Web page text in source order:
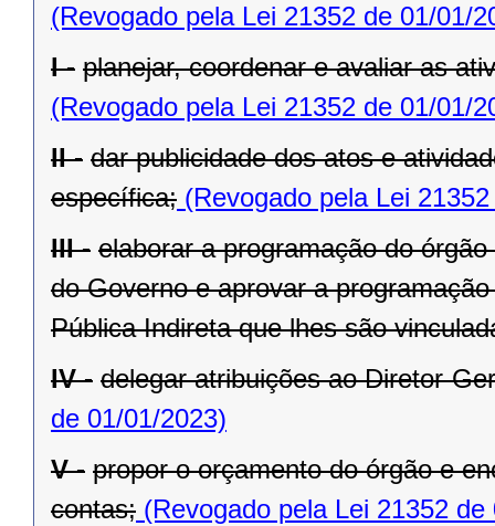
(Revogado pela Lei 21352 de 01/01/
I - planejar, coordenar e avaliar as
(Revogado pela Lei 21352 de 01/01/
II - dar publicidade dos atos e
específica; (Revogado pela Lei
III - elaborar a programação do
do Governo e aprovar a
Pública Indireta que lhes são
IV - delegar atribuições ao Diretor-
de 01/01/2023)
V - propor o orçamento do órgão e
contas; (Revogado pela Lei 21352 de